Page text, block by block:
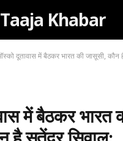
Taaja Khabar
दूतावास में बैठकर भारत की जासूसी, कौन है सतेंद्र सिवाल;
में बैठकर भारत